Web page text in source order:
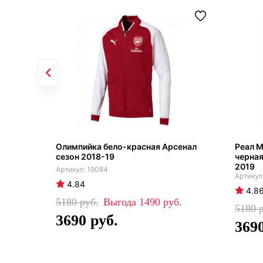
Олимпийка бело-красная Арсенал
сезон 2018-19
19084
4.84
5180 1490
3690
Реал
2019
5180